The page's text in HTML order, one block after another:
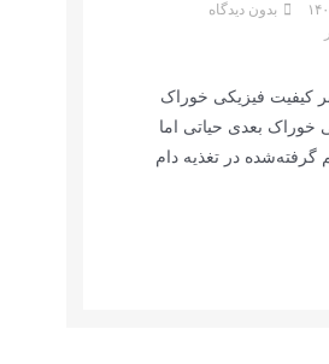
بدون دیدگاه
کیفیت فیزیکی خوراک
خوراک بعدی حیاتی اما
در تغذیه دام